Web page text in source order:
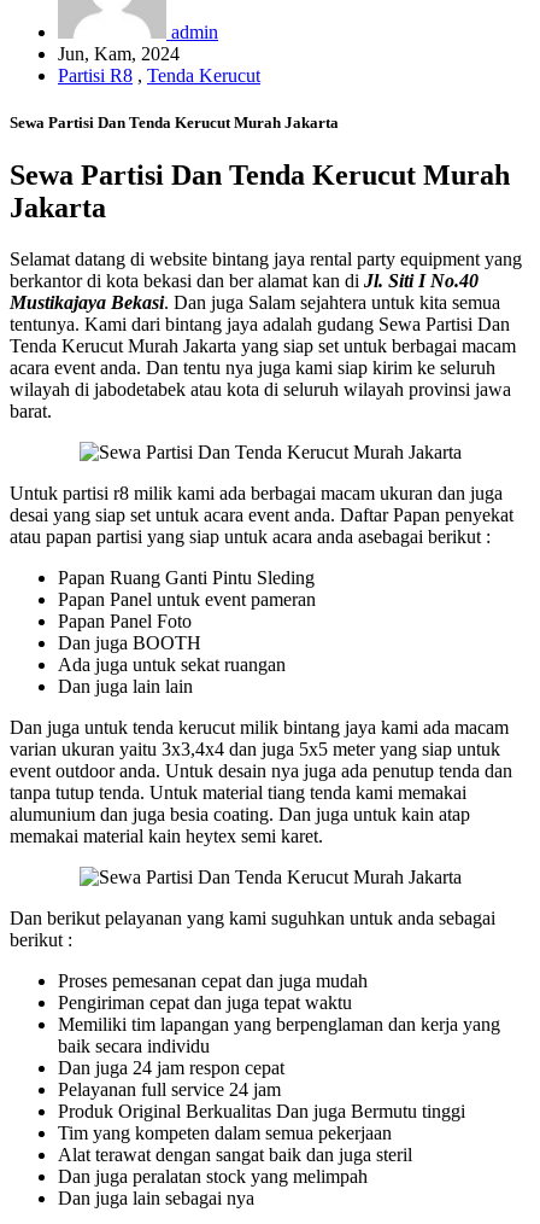
admin
Jun, Kam, 2024
Partisi R8 , Tenda Kerucut
Sewa Partisi Dan Tenda Kerucut Murah Jakarta
Sewa Partisi Dan Tenda Kerucut Murah
Jakarta
Selamat datang di website bintang jaya rental party equipment yang
berkantor di kota bekasi dan ber alamat kan di Jl. Siti I No.40
Mustikajaya Bekasi. Dan juga Salam sejahtera untuk kita semua
tentunya. Kami dari bintang jaya adalah gudang Sewa Partisi Dan
Tenda Kerucut Murah Jakarta yang siap set untuk berbagai macam
acara event anda. Dan tentu nya juga kami siap kirim ke seluruh
wilayah di jabodetabek atau kota di seluruh wilayah provinsi jawa
barat.
Untuk partisi r8 milik kami ada berbagai macam ukuran dan juga
desai yang siap set untuk acara event anda. Daftar Papan penyekat
atau papan partisi yang siap untuk acara anda asebagai berikut :
Papan Ruang Ganti Pintu Sleding
Papan Panel untuk event pameran
Papan Panel Foto
Dan juga BOOTH
Ada juga untuk sekat ruangan
Dan juga lain lain
Dan juga untuk tenda kerucut milik bintang jaya kami ada macam
varian ukuran yaitu 3x3,4x4 dan juga 5x5 meter yang siap untuk
event outdoor anda. Untuk desain nya juga ada penutup tenda dan
tanpa tutup tenda. Untuk material tiang tenda kami memakai
alumunium dan juga besia coating. Dan juga untuk kain atap
memakai material kain heytex semi karet.
Dan berikut pelayanan yang kami suguhkan untuk anda sebagai
berikut :
Proses pemesanan cepat dan juga mudah
Pengiriman cepat dan juga tepat waktu
Memiliki tim lapangan yang berpenglaman dan kerja yang
baik secara individu
Dan juga 24 jam respon cepat
Pelayanan full service 24 jam
Produk Original Berkualitas Dan juga Bermutu tinggi
Tim yang kompeten dalam semua pekerjaan
Alat terawat dengan sangat baik dan juga steril
Dan juga peralatan stock yang melimpah
Dan juga lain sebagai nya